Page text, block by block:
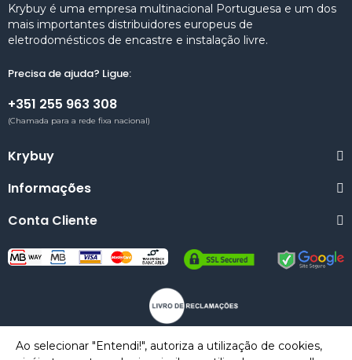
Krybuy é uma empresa multinacional Portuguesa e um dos
mais importantes distribuidores europeus de
eletrodomésticos de encastre e instalação livre.
Precisa de ajuda? Ligue:
+351 255 963 308
(Chamada para a rede fixa nacional)
Krybuy
Informações
Conta Cliente
Ao selecionar "Entendi!", autoriza a utilização de cookies,